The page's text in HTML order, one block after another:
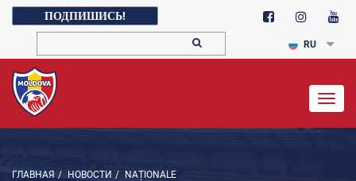
ПОДПИШИСЬ!
RU
ГЛАВНАЯ / НОВОСТИ / NAȚIONALE